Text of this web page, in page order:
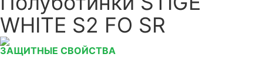
WHITE S2 FO SR
ЗАЩИТНЫЕ СВОЙСТВА